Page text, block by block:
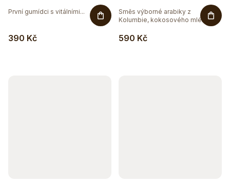
390 Kč
První gumídci s vitálními...
590 Kč
Směs výborné arabiky z
Kolumbie, kokosového mléka a...
Těžko po jídle?